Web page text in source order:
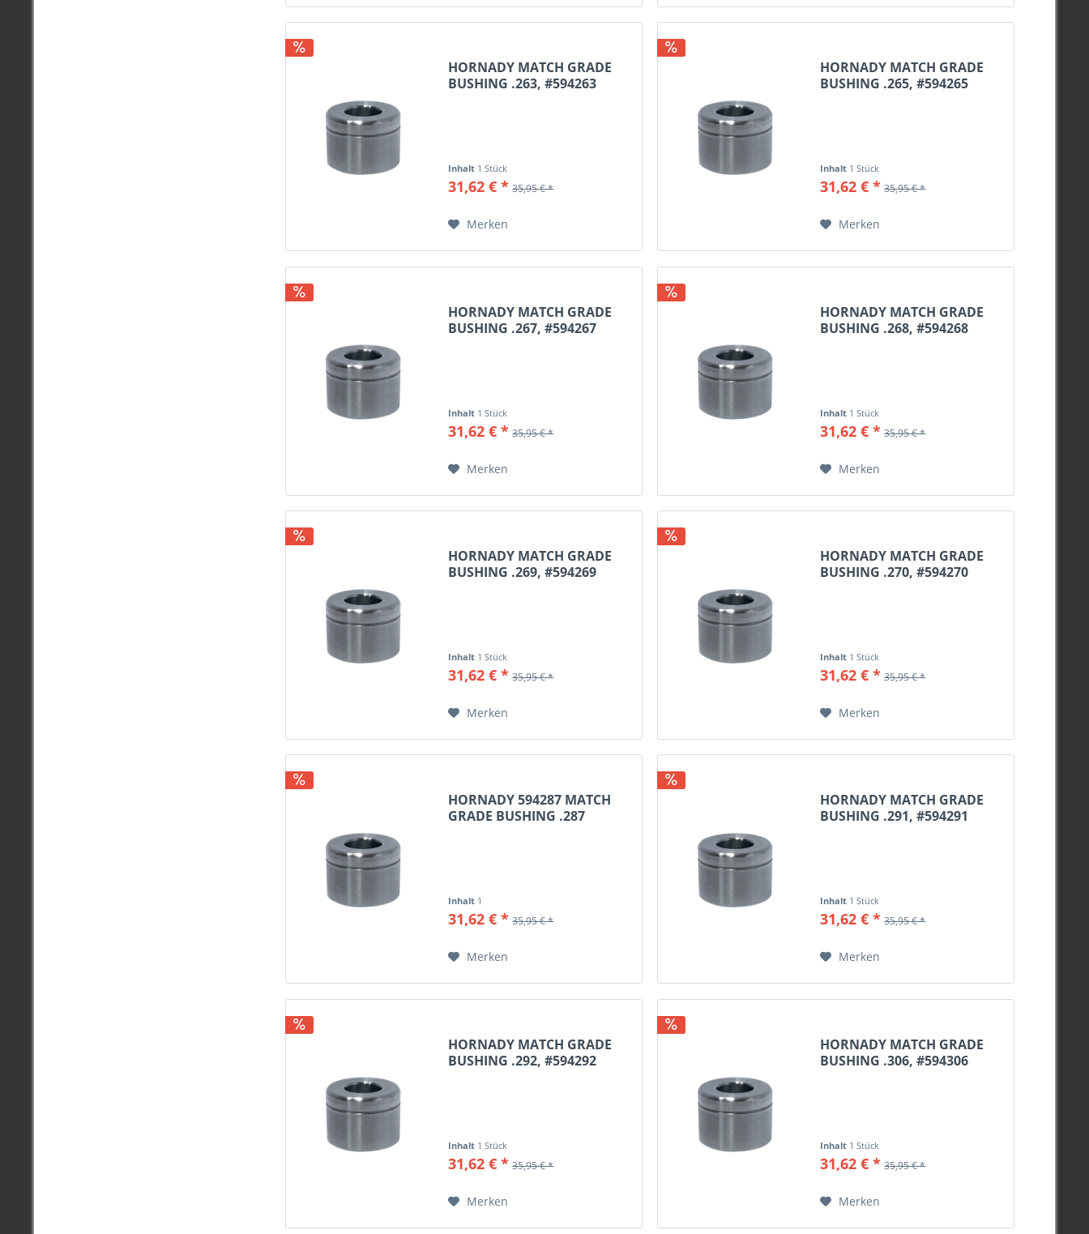
HORNADY MATCH GRADE
BUSHING .263, #594263
Inhalt 1 Stück
31,62 € * 35,95 € *
Merken
HORNADY MATCH GRADE
BUSHING .265, #594265
Inhalt 1 Stück
31,62 € * 35,95 € *
Merken
HORNADY MATCH GRADE
BUSHING .267, #594267
Inhalt 1 Stück
31,62 € * 35,95 € *
Merken
HORNADY MATCH GRADE
BUSHING .268, #594268
Inhalt 1 Stück
31,62 € * 35,95 € *
Merken
HORNADY MATCH GRADE
BUSHING .269, #594269
Inhalt 1 Stück
31,62 € * 35,95 € *
Merken
HORNADY MATCH GRADE
BUSHING .270, #594270
Inhalt 1 Stück
31,62 € * 35,95 € *
Merken
HORNADY 594287 MATCH
GRADE BUSHING .287
Inhalt 1
31,62 € * 35,95 € *
Merken
HORNADY MATCH GRADE
BUSHING .291, #594291
Inhalt 1 Stück
31,62 € * 35,95 € *
Merken
HORNADY MATCH GRADE
BUSHING .292, #594292
Inhalt 1 Stück
31,62 € * 35,95 € *
Merken
HORNADY MATCH GRADE
BUSHING .306, #594306
Inhalt 1 Stück
31,62 € * 35,95 € *
Merken